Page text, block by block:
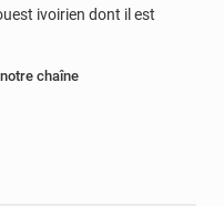
ivoirien dont il est
chaîne